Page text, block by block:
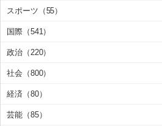
スポーツ（55）
国際（541）
政治（220）
社会（800）
経済（80）
芸能（85）